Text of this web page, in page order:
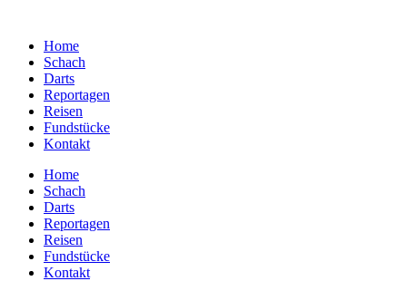
Home
Schach
Darts
Reportagen
Reisen
Fundstücke
Kontakt
Home
Schach
Darts
Reportagen
Reisen
Fundstücke
Kontakt